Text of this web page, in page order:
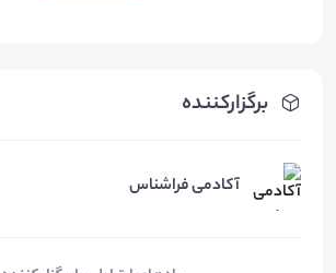
برگزارکننده
آکادمی فراشناس